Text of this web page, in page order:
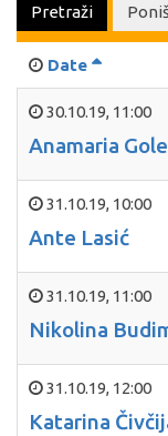
Pretraži
Date
30.10.19, 11:00
Anamaria
31.10.19, 10:00
Ante Lasić
31.10.19, 11:00
Nikolina
31.10.19, 12:00
Katarina